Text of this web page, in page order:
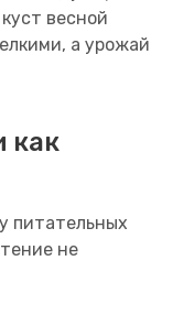
весной
а урожай
как
питательных
не